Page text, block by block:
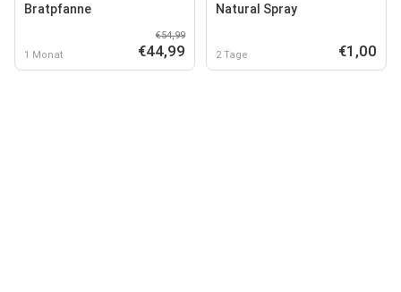
Bratpfanne
1 Monat
€54,99
€44,99
Natural Spray
2 Tage €1,00